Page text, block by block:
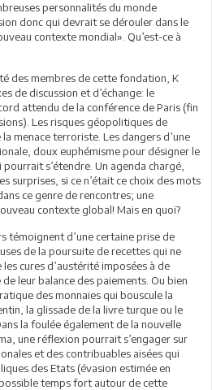
personnalités du monde
donc qui devrait se dérouler dans le
contexte mondial». Qu’est-ce à
des membres de cette fondation, K
de discussion et d’échange: le
attendu de la conférence de Paris (fin
Les risques géopolitiques de
menace terroriste. Les dangers d’une
doux euphémisme pour désigner le
pourrait s’étendre. Un agenda chargé,
surprises, si ce n’était ce choix des mots
ce genre de rencontres; une
contexte global! Mais en quoi?
témoignent d’une certaine prise de
de la poursuite de recettes qui ne
cures d’austérité imposées à de
leur balance des paiements. Ou bien
des monnaies qui bouscule la
la glissade de la livre turque ou le
la foulée également de la nouvelle
une réflexion pourrait s’engager sur
et des contribuables aisées qui
des Etats (évasion estimée en
temps fort autour de cette